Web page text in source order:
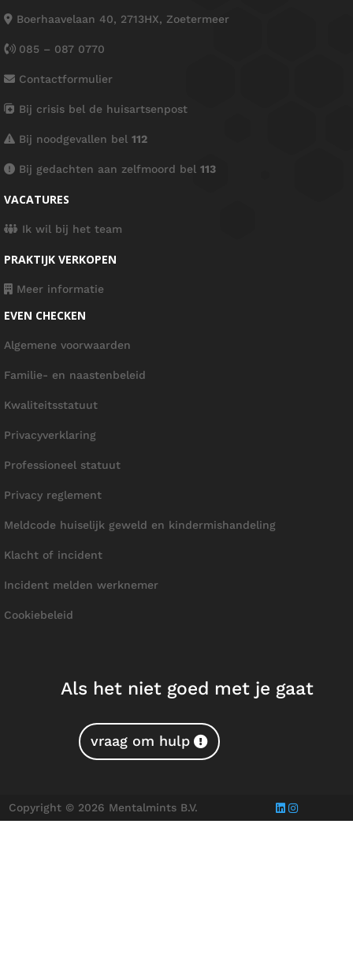
Boerhaavelaan 40, 2713HX, Zoetermeer
085 – 087 0770
Contactformulier
Bij crisis bel de huisartsenpost
Bij noodgevallen bel 112
Bij gedachten aan zelfmoord bel 113
VACATURES
Ik wil bij het team
PRAKTIJK VERKOPEN
Meer informatie
EVEN CHECKEN
Algemene voorwaarden
Familie- en naastenbeleid
Kwaliteitsstatuut
Privacyverklaring
Professioneel statuut
Privacy reglement
Meldcode huiselijk geweld en kindermishandeling
Klacht of incident
Incident melden werknemer
Cookiebeleid
Als het niet goed met je gaat
vraag om hulp
Copyright © 2026 Mentalmints B.V.